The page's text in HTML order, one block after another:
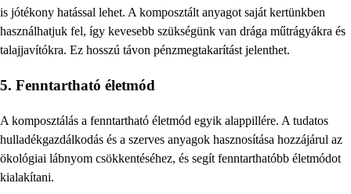
is jótékony hatással lehet. A komposztált anyagot saját kertünkben
használhatjuk fel, így kevesebb szükségünk van drága műtrágyákra és
talajjavítókra. Ez hosszú távon pénzmegtakarítást jelenthet.
5. Fenntartható életmód
A komposztálás a fenntartható életmód egyik alappillére. A tudatos
hulladékgazdálkodás és a szerves anyagok hasznosítása hozzájárul az
ökológiai lábnyom csökkentéséhez, és segít fenntarthatóbb életmódot
kialakítani.